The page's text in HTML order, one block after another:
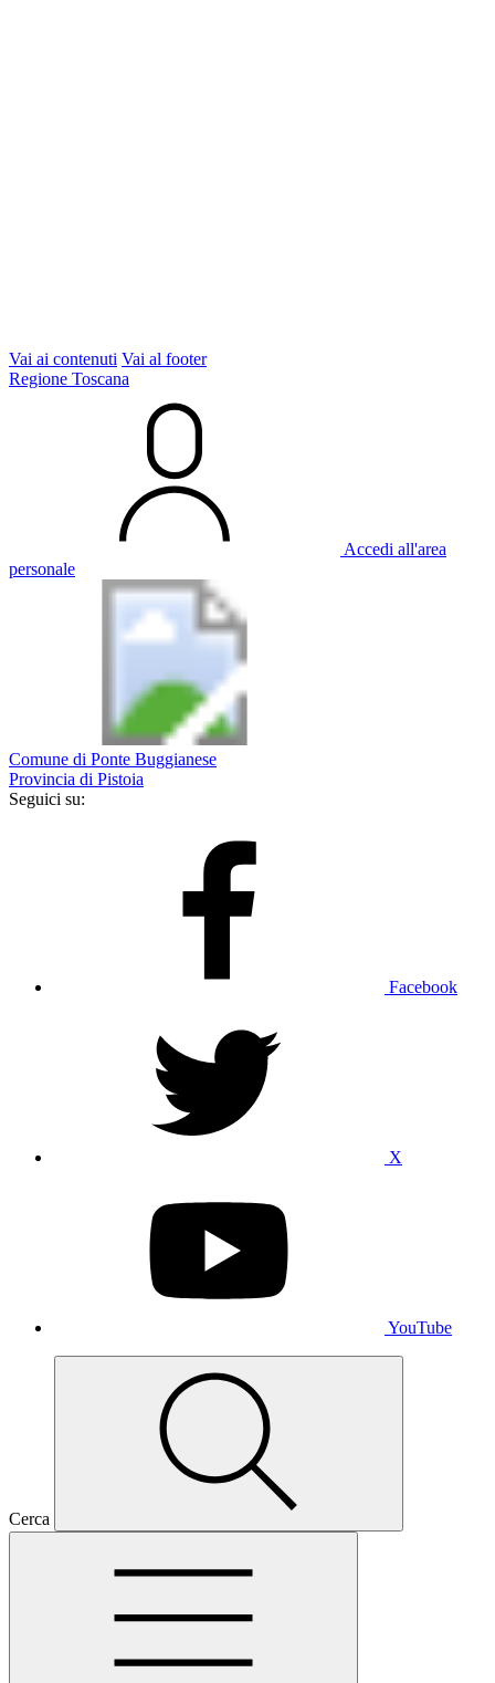
Vai ai contenuti Vai al footer
Regione Toscana
Accedi all'area
personale
Comune di Ponte Buggianese
Provincia di Pistoia
Seguici su:
Facebook
X
YouTube
Cerca